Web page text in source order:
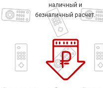
наличный и
безналичный расчет.